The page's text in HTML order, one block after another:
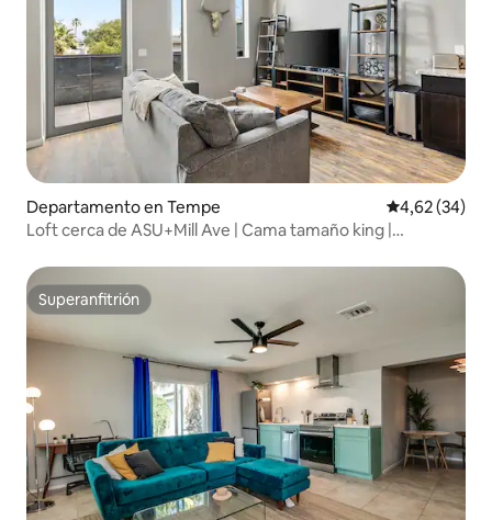
Departamento en Tempe Calificación
4,62 (34)
Loft cerca de ASU+Mill Ave | Cama tamaño king |
Superanfitrión
Superanfitrión